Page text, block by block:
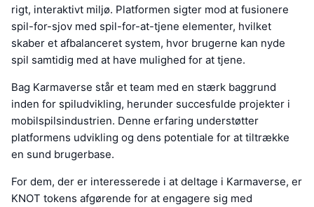
rigt, interaktivt miljø. Platformen sigter mod at fusionere
spil-for-sjov med spil-for-at-tjene elementer, hvilket
skaber et afbalanceret system, hvor brugerne kan nyde
spil samtidig med at have mulighed for at tjene.
Bag Karmaverse står et team med en stærk baggrund
inden for spiludvikling, herunder succesfulde projekter i
mobilspilsindustrien. Denne erfaring understøtter
platformens udvikling og dens potentiale for at tiltrække
en sund brugerbase.
For dem, der er interesserede i at deltage i Karmaverse, er
KNOT tokens afgørende for at engagere sig med